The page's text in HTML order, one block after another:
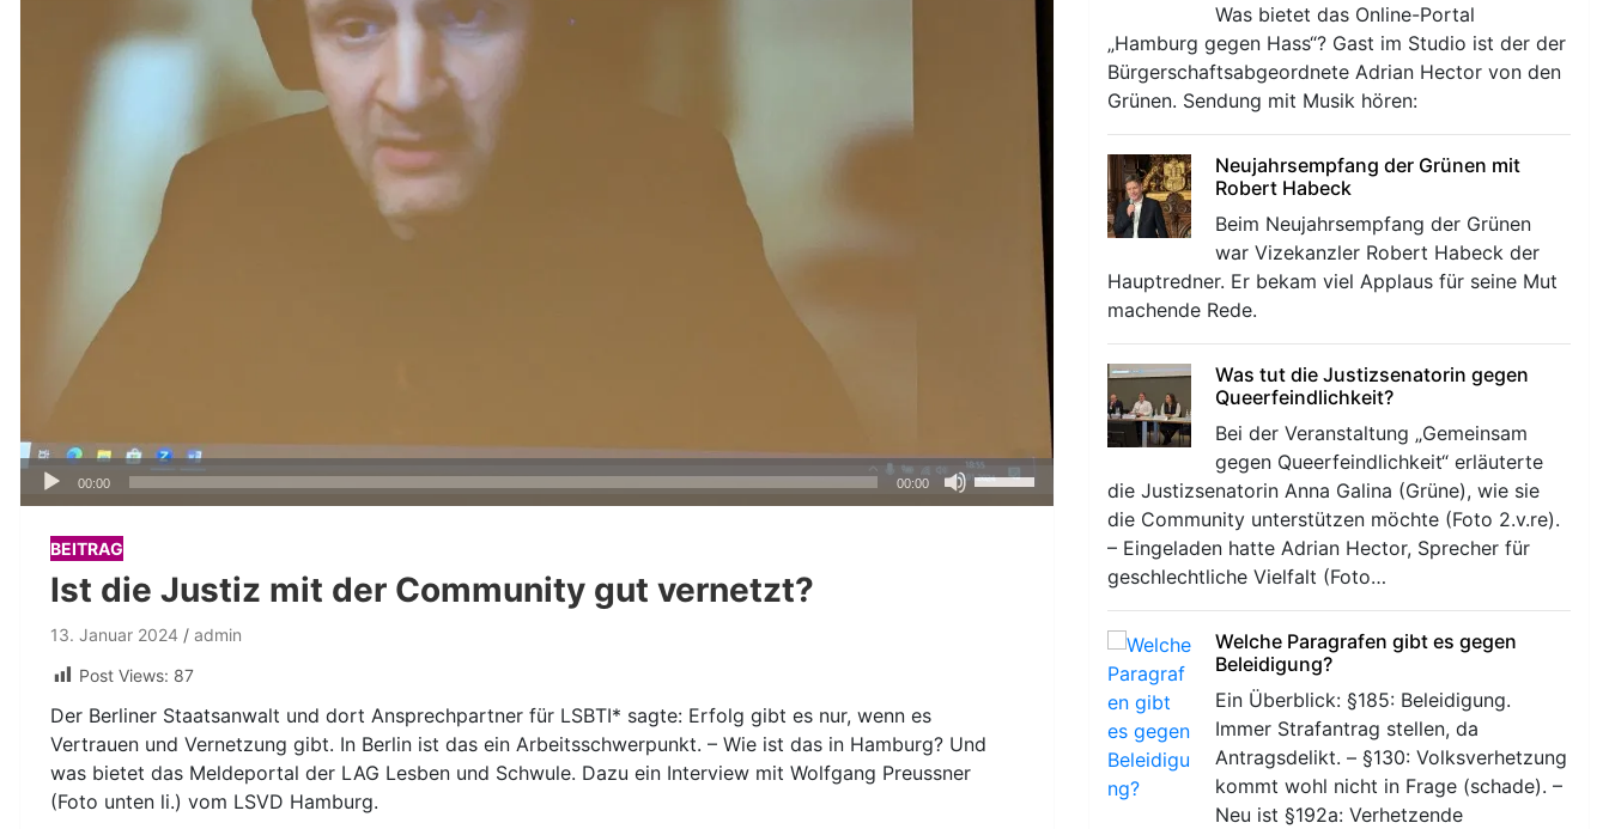
Audio-00:00 00:00
Pfeiltasten
BEITRAG
Ist die Justiz mit der Community gut vernetzt?
13. Januar 2024
admin
Post Views: 87
Der Berliner Staatsanwalt und dort Ansprechpartner für LSBTI* sagte: Erfolg gibt es nur, wenn es
Vertrauen und Vernetzung gibt. In Berlin ist das ein Arbeitsschwerpunkt. – Wie ist das in Hamburg? Und
was bietet das Meldeportal der LAG Lesben und Schwule. Dazu ein Interview mit Wolfgang Preussner
(Foto unten li.) vom LSVD Hamburg.
Was bietet das Online-Portal
„Hamburg gegen Hass“? Gast im Studio ist der der
Bürgerschaftsabgeordnete Adrian Hector von den
Grünen. Sendung mit Musik hören:
Neujahrsempfang der Grünen mit
Robert Habeck
Beim Neujahrsempfang der Grünen
war Vizekanzler Robert Habeck der
Hauptredner. Er bekam viel Applaus für seine Mut
machende Rede.
Was tut die Justizsenatorin gegen
Queerfeindlichkeit?
Bei der Veranstaltung „Gemeinsam
gegen Queerfeindlichkeit“ erläuterte
die Justizsenatorin Anna Galina (Grüne), wie sie
die Community unterstützen möchte (Foto 2.v.re).
– Eingeladen hatte Adrian Hector, Sprecher für
geschlechtliche Vielfalt (Foto…
Welche Paragrafen gibt es gegen
Beleidigung?
Ein Überblick: §185: Beleidigung.
Immer Strafantrag stellen, da
Antragsdelikt. – §130: Volksverhetzung
kommt wohl nicht in Frage (schade). –
Neu ist §192a: Verhetzende